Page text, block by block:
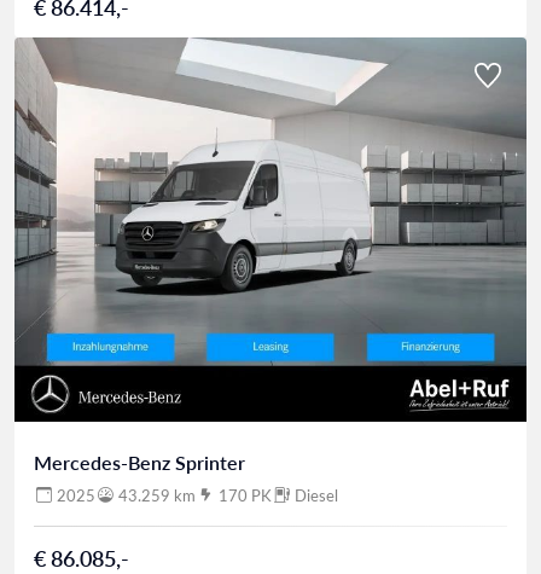
€ 86.414,-
Mercedes-Benz Sprinter
2025 43.259 km 170 PK Diesel
€ 86.085,-